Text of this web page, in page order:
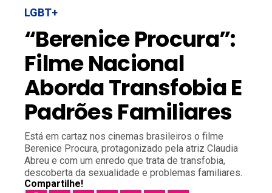
LGBT+
“Berenice Procura”:
Filme Nacional
Aborda Transfobia E
Padrões Familiares
Está em cartaz nos cinemas brasileiros o filme
Berenice Procura, protagonizado pela atriz Claudia
Abreu e com um enredo que trata de transfobia,
descoberta da sexualidade e problemas familiares.
Compartilhe!